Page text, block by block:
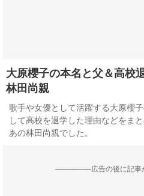
大原櫻子の本名と父＆高校
林田尚親
歌手や女優として活躍する大原櫻
して高校を退学した理由などをま
あの林田尚親でした。
--------------------広告の後に記事